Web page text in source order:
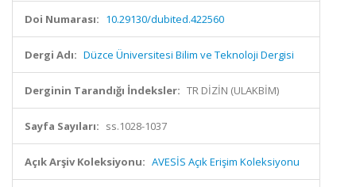
Doi Numarası: 10.29130/dubited.422560
Dergi Adı: Düzce Üniversitesi Bilim ve Teknoloji Dergisi
Derginin Tarandığı İndeksler: TR DİZİN (ULAKBİM)
Sayfa Sayıları: ss.1028-1037
Açık Arşiv Koleksiyonu: AVESİS Açık Erişim Koleksiyonu